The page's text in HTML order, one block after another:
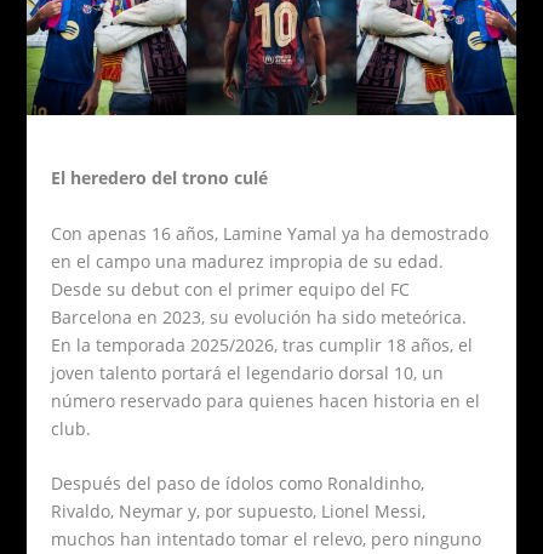
El heredero del trono culé
Con apenas 16 años, Lamine Yamal ya ha demostrado
en el campo una madurez impropia de su edad.
Desde su debut con el primer equipo del FC
Barcelona en 2023, su evolución ha sido meteórica.
En la temporada 2025/2026, tras cumplir 18 años, el
joven talento portará el legendario dorsal 10, un
número reservado para quienes hacen historia en el
club.
Después del paso de ídolos como Ronaldinho,
Rivaldo, Neymar y, por supuesto, Lionel Messi,
muchos han intentado tomar el relevo, pero ninguno